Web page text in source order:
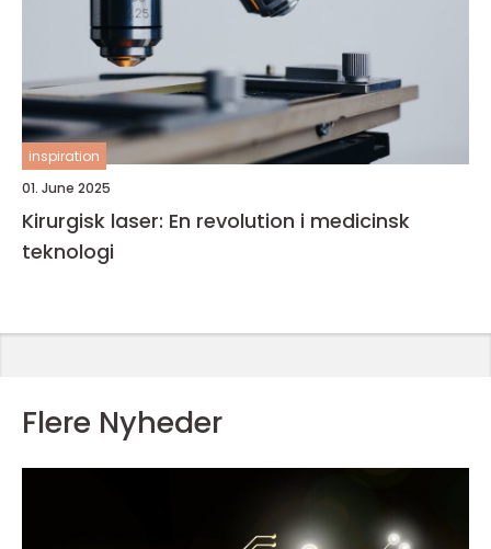
inspiration
01. June 2025
Kirurgisk laser: En revolution i medicinsk
teknologi
Flere Nyheder